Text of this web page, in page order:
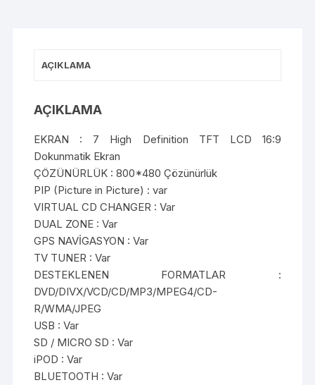
AÇIKLAMA
AÇIKLAMA
EKRAN : 7 High Definition TFT LCD 16:9
Dokunmatik Ekran
ÇÖZÜNÜRLÜK : 800*480 Çözünürlük
PIP (Picture in Picture) : var
VIRTUAL CD CHANGER : Var
DUAL ZONE : Var
GPS NAVİGASYON : Var
TV TUNER : Var
DESTEKLENEN FORMATLAR :
DVD/DIVX/VCD/CD/MP3/MPEG4/CD-
R/WMA/JPEG
USB : Var
SD / MICRO SD : Var
iPOD : Var
BLUETOOTH : Var